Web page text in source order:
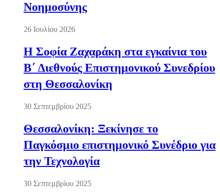
Νοημοσύνης
26 Ιουλίου 2026
Η Σοφία Ζαχαράκη στα εγκαίνια του
Β΄ Διεθνούς Επιστημονικού Συνεδρίου
στη Θεσσαλονίκη
30 Σεπτεμβρίου 2025
Θεσσαλονίκη: Ξεκίνησε το
Παγκόσμιο επιστημονικό Συνέδριο για
την Τεχνολογία
30 Σεπτεμβρίου 2025